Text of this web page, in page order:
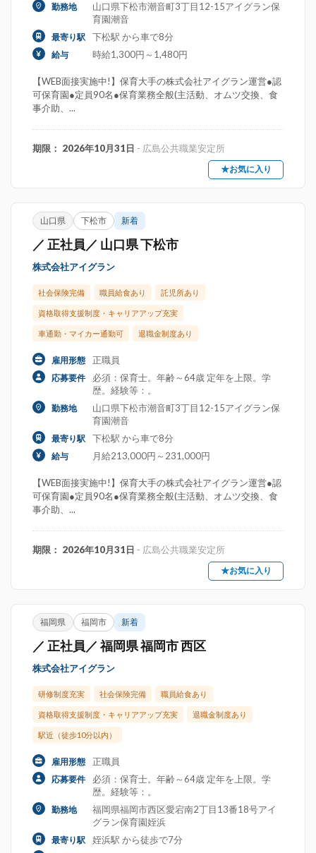
勤務地
山口県下松市潮音町3丁目12-15アイグラン保
育園潮音
最寄り駅 下松駅 から車で8分
給与 時給1,300円～1,480円
【WEB面接実施中!】保育大手の株式会社アイグラン運営●認
可保育園●定員90名●保育業務全般(主活動、オムツ交換、食
事介助、...
期限： 2026年10月31日 - 広島公共職業安定所
★お気に入り
山口県 下松市 新着
／ 正社員／ 山口県 下松市
株式会社アイグラン
社会保険完備 職員給食あり 託児所あり
資格取得支援制度・キャリアアップ充実
車通勤・マイカー通勤可 退職金制度あり
雇用形態 正職員
応募要件
必須：保育士。年齢～64歳 定年を上限。学
歴。経験等：。
勤務地
山口県下松市潮音町3丁目12-15アイグラン保
育園潮音
最寄り駅 下松駅 から車で8分
給与 月給213,000円～231,000円
【WEB面接実施中!】保育大手の株式会社アイグラン運営●認
可保育園●定員90名●保育業務全般(主活動、オムツ交換、食
事介助、...
期限： 2026年10月31日 - 広島公共職業安定所
★お気に入り
福岡県 福岡市 新着
／ 正社員／ 福岡県 福岡市 西区
株式会社アイグラン
研修制度充実 社会保険完備 職員給食あり
資格取得支援制度・キャリアアップ充実 退職金制度あり
駅近（徒歩10分以内）
雇用形態 正職員
応募要件
必須：保育士。年齢～64歳 定年を上限。学
歴。経験等：。
勤務地
福岡県福岡市西区愛宕南2丁目13番18号アイ
グラン保育園姪浜
最寄り駅 姪浜駅 から徒歩で7分